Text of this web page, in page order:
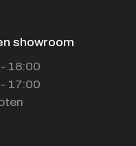
showroom
18:00
17:00